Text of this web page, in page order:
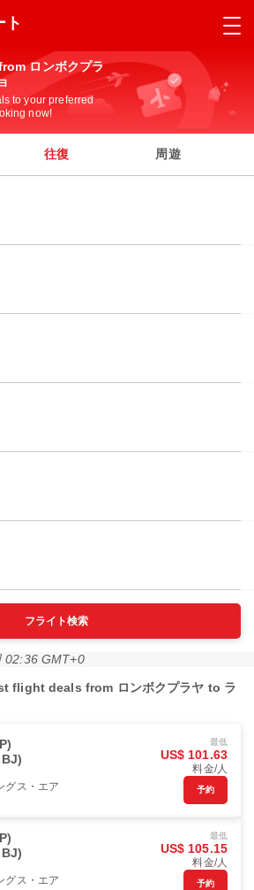
ト
ロンボクプラ
to your preferred
now!
往復 周遊
フライト検索
02:36 GMT+0
flight deals from ロンボクプラヤ to ラ
グス・エア
最低
US$ 101.63
料金/人
予約
グス・エア
最低
US$ 105.15
料金/人
予約